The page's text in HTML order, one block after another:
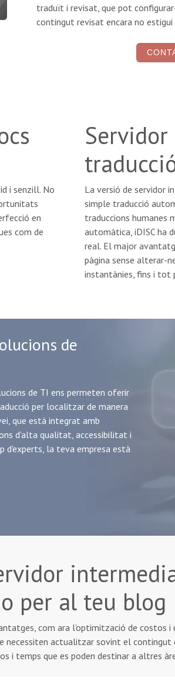
traduït i revisat, que pot
contingut revisat encara no estigui
i senzill. No
en
com de
La versió de servidor
simple traducció
traduccions humanes
automàtica, iDISC ha
real. El major
pàgina sense alterar-
instantànies, fins i tot
de
de TI ens permeten oferir
per localitzar de manera
que està integrat amb
d'alta qualitat, accessibilitat i
d'experts, la teva empresa està
per al teu blog
com ara l'optimització de costos i
necessiten actualitzar sovint el
i temps que es poden destinar a altres